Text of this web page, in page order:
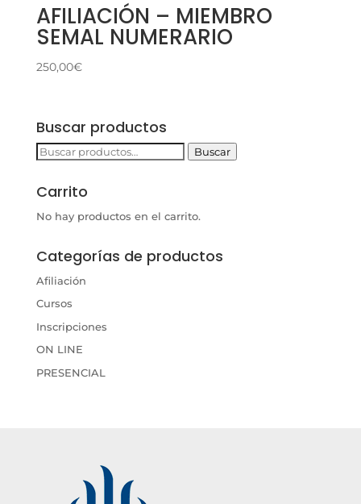
AFILIACIÓN – MIEMBRO
SEMAL NUMERARIO
250,00€
Buscar productos
Buscar
Buscar
Carrito
No hay productos en el carrito.
Categorías de productos
Afiliación
Cursos
Inscripciones
ON LINE
PRESENCIAL